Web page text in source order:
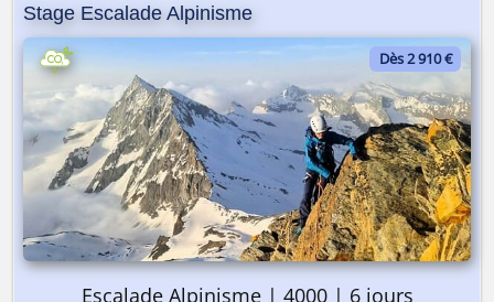
Stage Escalade Alpinisme
Dès 2 910 €
Escalade Alpinisme | 4000 | 6 jours